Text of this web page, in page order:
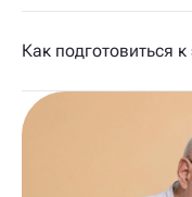
Как подготовиться